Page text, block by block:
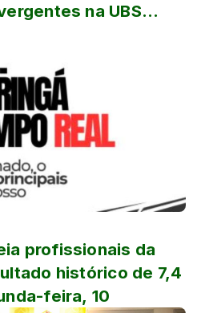
na UBS
profissionais da
histórico de 7,4
feira, 10